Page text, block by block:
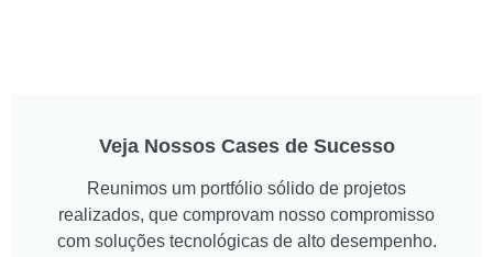
Veja Nossos Cases de Sucesso
Reunimos um portfólio sólido de projetos
realizados, que comprovam nosso compromisso
com soluções tecnológicas de alto desempenho.